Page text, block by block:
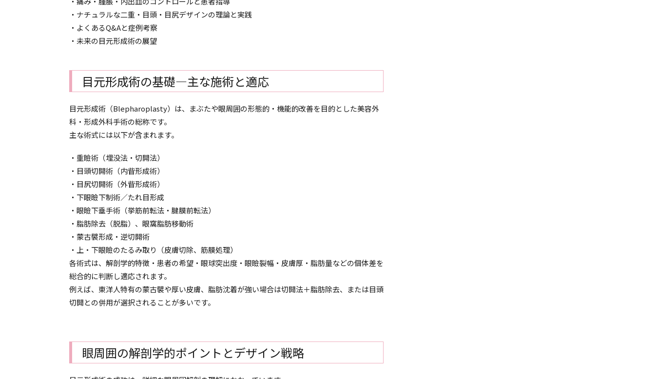
・ナチュラルな二重・目頭・目尻デザインの理論と実践
・よくあるQ&Aと症例考察
・未来の目元形成術の展望
目元形成術の基礎―主な施術と適応
目元形成術（Blepharoplasty）は、まぶたや眼周囲の形態的・機能的改善を目的とした美容外
科・形成外科手術の総称です。
主な術式には以下が含まれます。
・重瞼術（埋没法・切開法）
・目頭切開術（内眥形成術）
・目尻切開術（外眥形成術）
・下眼瞼下制術／たれ目形成
・眼瞼下垂手術（挙筋前転法・腱膜前転法）
・脂肪除去（脱脂）、眼窩脂肪移動術
・蒙古襞形成・逆切開術
・上・下眼瞼のたるみ取り（皮膚切除、筋膜処理）
各術式は、解剖学的特徴・患者の希望・眼球突出度・眼瞼裂幅・皮膚厚・脂肪量などの個体差を
総合的に判断し適応されます。
例えば、東洋人特有の蒙古襞や厚い皮膚、脂肪沈着が強い場合は切開法＋脂肪除去、または目頭
切開との併用が選択されることが多いです。
眼周囲の解剖学的ポイントとデザイン戦略